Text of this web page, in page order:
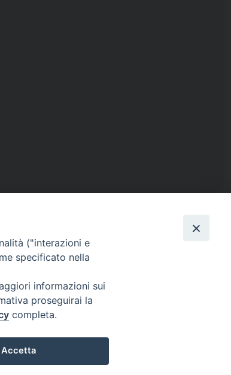
RENDICONTO 8X1000
("interazioni e
specificato nella
informazioni sui
proseguirai la
completa.
Accetta